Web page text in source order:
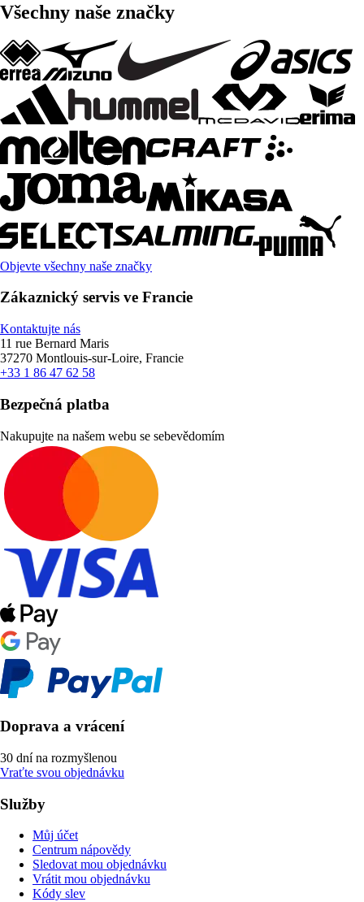
Všechny naše značky
Objevte všechny naše značky
Zákaznický servis ve Francie
Kontaktujte nás
11 rue Bernard Maris
37270 Montlouis-sur-Loire, Francie
+33 1 86 47 62 58
Bezpečná platba
Nakupujte na našem webu se sebevědomím
Doprava a vrácení
30 dní na rozmyšlenou
Vraťte svou objednávku
Služby
Můj účet
Centrum nápovědy
Sledovat mou objednávku
Vrátit mou objednávku
Kódy slev